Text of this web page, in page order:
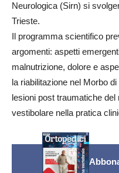
Neurologica (Sirn) si
Trieste.
Il programma scientifico
argomenti: aspetti
malnutrizione, dolore e
la riabilitazione nel Morbo
lesioni post traumatiche
vestibolare nella pratica